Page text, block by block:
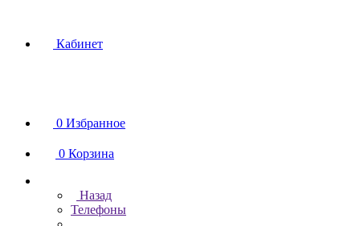
Кабинет
0 Избранное
0 Корзина
Назад
Телефоны